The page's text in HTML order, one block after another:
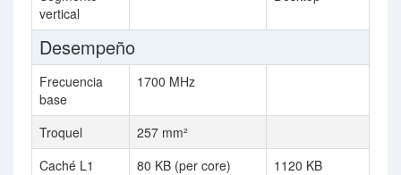
vertical
Desempeño
Frecuencia
base
1700 MHz
Troquel
257 mm²
Caché L1
80 KB (per core)
1120 KB